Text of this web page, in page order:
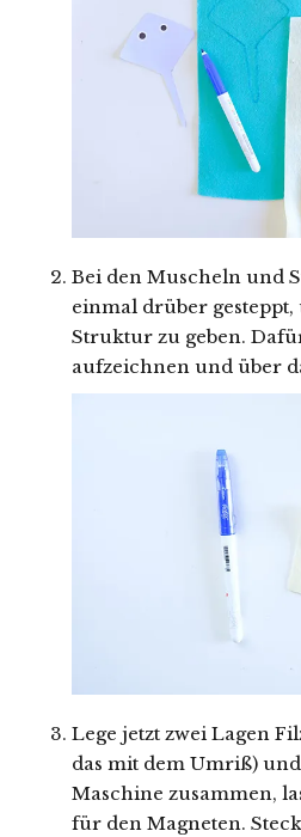
Bei den Muscheln und
einmal drüber gesteppt,
Struktur zu geben.
aufzeichnen und über
Lege jetzt zwei Lagen
das mit dem Umriß)
Maschine zusammen,
für den Magneten.